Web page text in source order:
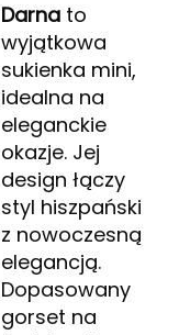
Darna to
wyjątkowa
sukienka mini,
idealna na
eleganckie
okazje. Jej
design łączy
styl hiszpański
z nowoczesną
elegancją.
Dopasowany
gorset na